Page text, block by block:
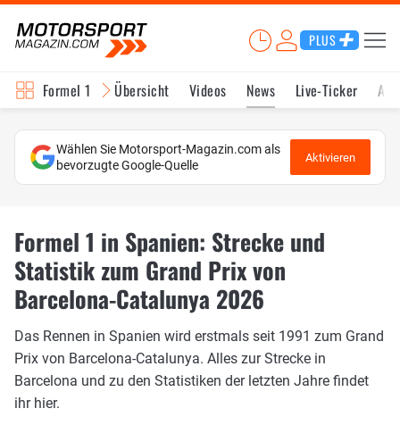
PLUS
Formel 1 Übersicht Videos News Live-Ticker
Wählen Sie Motorsport-Magazin.com als
bevorzugte Google-Quelle
Aktivieren
Formel 1 in Spanien: Strecke und
Statistik zum Grand Prix von
Barcelona-Catalunya 2026
Das Rennen in Spanien wird erstmals seit 1991 zum Grand
Prix von Barcelona-Catalunya. Alles zur Strecke in
Barcelona und zu den Statistiken der letzten Jahre findet
ihr hier.